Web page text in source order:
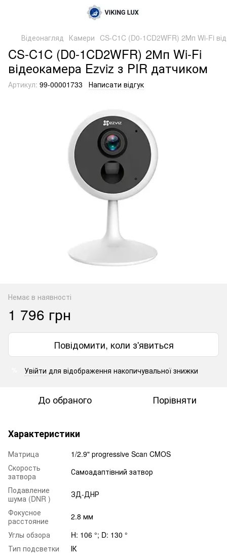
Відеонагляд Камери CS-C1C (D0-1CD2WFR) 2Мп Wi-Fi
CS-C1C (D0-1CD2WFR) 2Мп Wi-Fi
відеокамера Ezviz з PIR датчиком
Артикул: 99-00001733 Написати відгук
Немає в наявності
1 796 грн
Повідомити, коли з'явиться
Увійти для відображення накопичувальної знижки
До обраного Порівняти
Характеристики
Матрица
1/2.9" progressive Scan CMOS
Скорость
затвора
Самоадаптівний затвор
Подавление
шума (DNR )
ЗД-ДНР
Фокусное
расстояние
2.8 мм
Углы обзора
H: 106 °; D: 130 °
Тип подсветки
ІК